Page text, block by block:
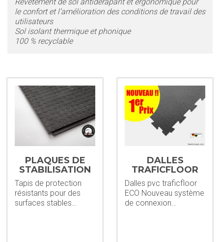
le confort et l’amélioration des conditions de travail des
utilisateurs
Sol isolant thermique et phonique
100 % recyclable
PLAQUES DE
STABILISATION
Tapis de protection
résistants pour des
surfaces stables…
DALLES
TRAFICFLOOR
ECO 5MM
Dalles pvc traficfloor
ECO Nouveau système
de connexion…